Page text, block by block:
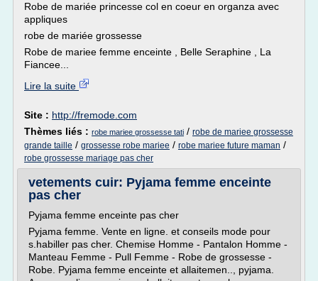
Robe de mariée princesse col en coeur en organza avec
appliques
robe de mariée grossesse
Robe de mariee femme enceinte , Belle Seraphine , La
Fiancee...
Lire la suite
Site : http://fremode.com
Thèmes liés : robe mariee grossesse tati / robe de mariee grossesse
grande taille / grossesse robe mariee / robe mariee future maman /
robe grossesse mariage pas cher
vetements cuir: Pyjama femme enceinte
pas cher
Pyjama femme enceinte pas cher
Pyjama femme. Vente en ligne. et conseils mode pour
s.habiller pas cher. Chemise Homme - Pantalon Homme -
Manteau Femme - Pull Femme - Robe de grossesse -
Robe. Pyjama femme enceinte et allaitemen.., pyjama.